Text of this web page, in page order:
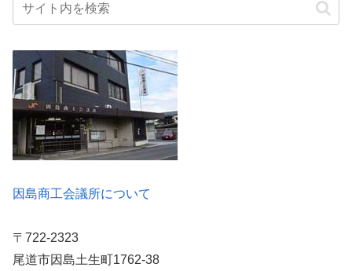
因島商工会議所について
〒722-2323
尾道市因島土生町1762-38